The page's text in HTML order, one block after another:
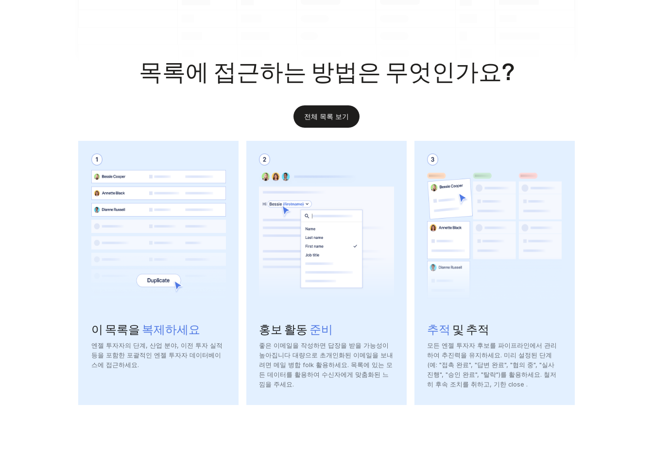
목록에 접근하는 방법은 무엇인가요?
전체 목록 보기
이 목록을 복제하세요
엔젤 투자자의 단계, 산업 분야, 이전 투자 실적
등을 포함한 포괄적인 엔젤 투자자 데이터베이
스에 접근하세요.
홍보 활동 준비
좋은 이메일을 작성하면 답장을 받을 가능성이
높아집니다 대량으로 초개인화된 이메일을 보내
려면 메일 병합 folk 활용하세요. 목록에 있는 모
든 데이터를 활용하여 수신자에게 맞춤화된 느
낌을 주세요.
추적 및 추적
모든 엔젤 투자자 후보를 파이프라인에서 관리
하여 추진력을 유지하세요. 미리 설정된 단계
(예: "접촉 완료", "답변 완료", "협의 중", "실사
진행", "승인 완료", "탈락")를 활용하세요. 철저
히 후속 조치를 취하고, 기한 close .